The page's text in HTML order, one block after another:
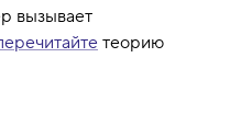
вызывает
теорию